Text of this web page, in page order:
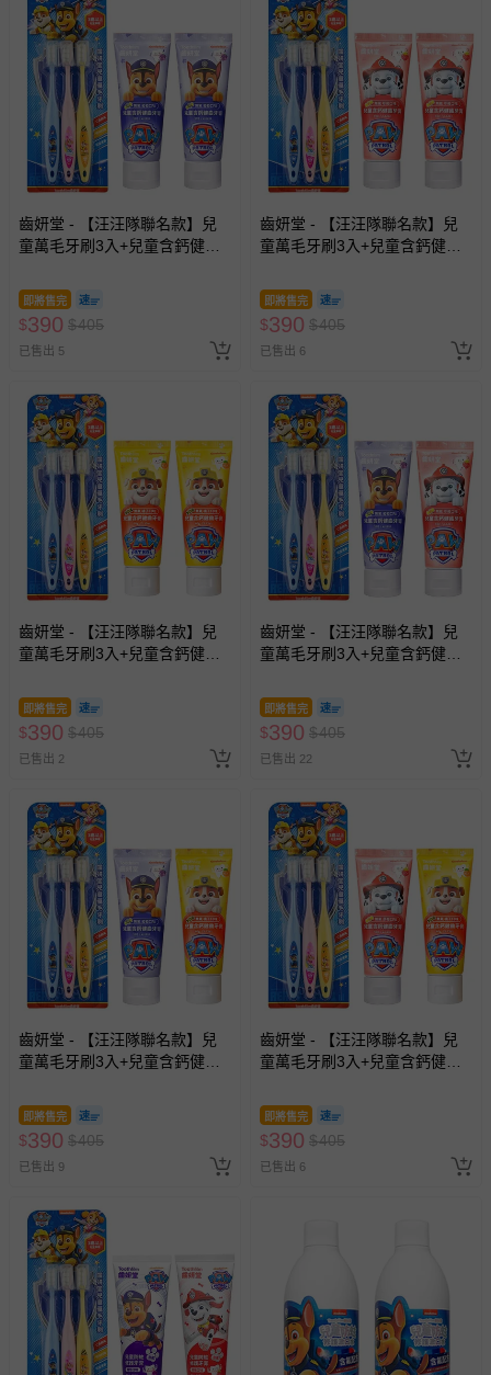
齒妍堂 - 【汪汪隊聯名款】兒
童萬毛牙刷3入+兒童含鈣健齒
即將售完
$390 $405
已售出 5
齒妍堂 - 【汪汪隊聯名款】兒
童萬毛牙刷3入+兒童含鈣健齒
即將售完
$390 $405
已售出 6
齒妍堂 - 【汪汪隊聯名款】兒
童萬毛牙刷3入+兒童含鈣健齒
即將售完
$390 $405
已售出 2
齒妍堂 - 【汪汪隊聯名款】兒
童萬毛牙刷3入+兒童含鈣健齒
即將售完
$390 $405
已售出 22
齒妍堂 - 【汪汪隊聯名款】兒
童萬毛牙刷3入+兒童含鈣健齒
即將售完
$390 $405
已售出 9
齒妍堂 - 【汪汪隊聯名款】兒
童萬毛牙刷3入+兒童含鈣健齒
即將售完
$390 $405
已售出 6